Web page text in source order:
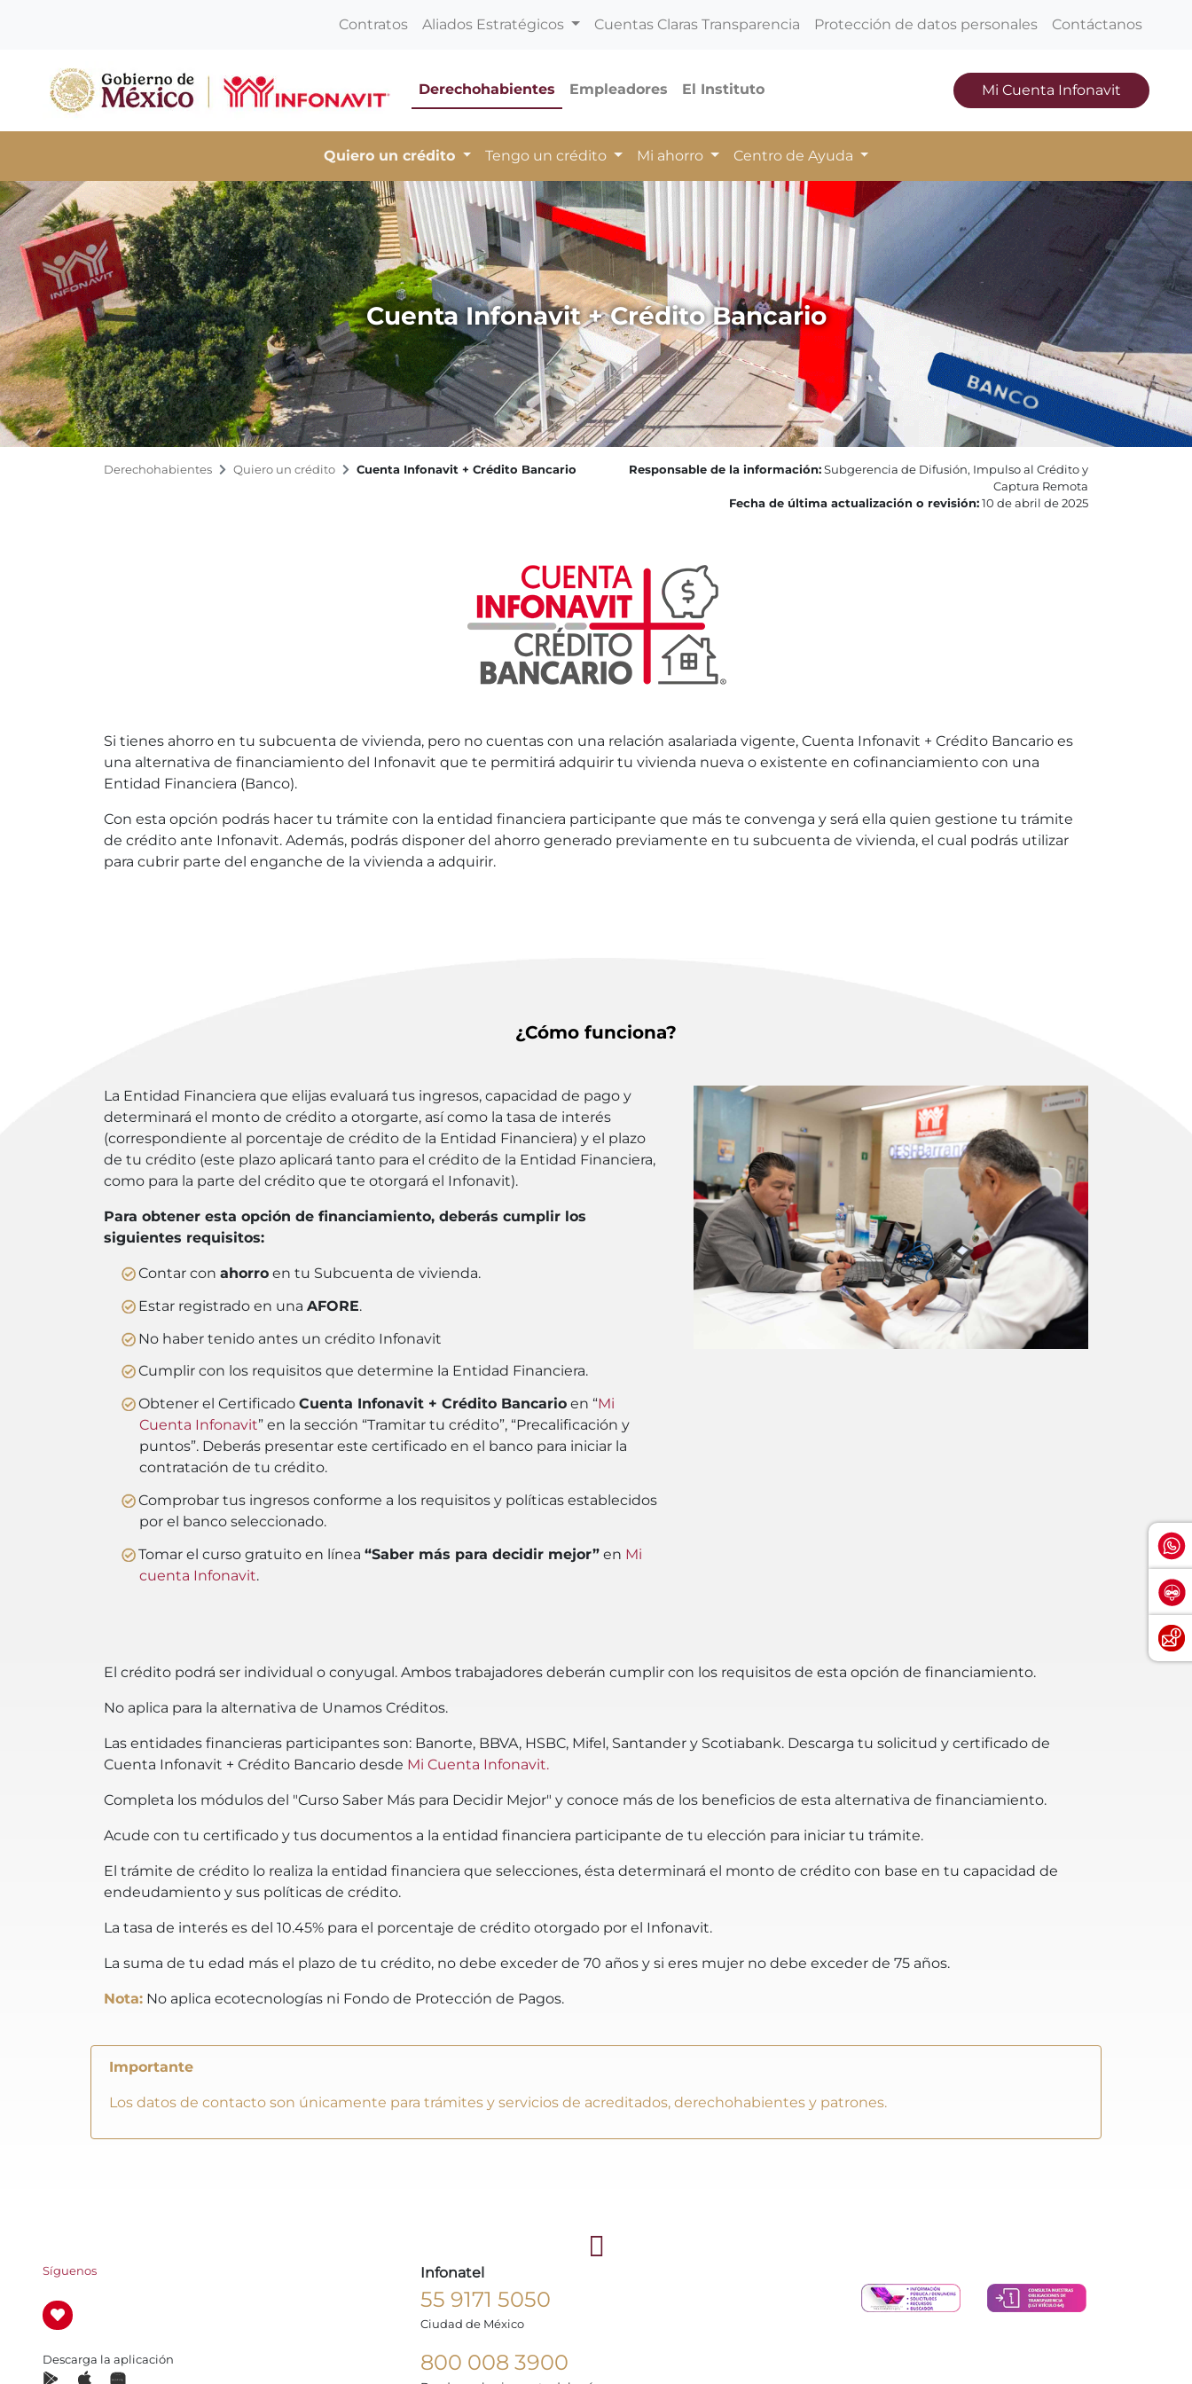
Contratos Aliados Estratégicos Cuentas Claras Transparencia Protección de datos personales Contáctanos
Derechohabientes Empleadores El Instituto Mi Cuenta Infonavit
Quiero un crédito Tengo un crédito Mi ahorro Centro de Ayuda
Cuenta Infonavit + Crédito Bancario
Derechohabientes Quiero un crédito Cuenta Infonavit + Crédito Bancario Responsable de la información: Subgerencia de Difusión, Impulso al Crédito y
Captura Remota
Fecha de última actualización o revisión: 10 de abril de 2025
Si tienes ahorro en tu subcuenta de vivienda, pero no cuentas con una relación asalariada vigente, Cuenta Infonavit + Crédito Bancario es
una alternativa de financiamiento del Infonavit que te permitirá adquirir tu vivienda nueva o existente en cofinanciamiento con una
Entidad Financiera (Banco).
Con esta opción podrás hacer tu trámite con la entidad financiera participante que más te convenga y será ella quien gestione tu trámite
de crédito ante Infonavit. Además, podrás disponer del ahorro generado previamente en tu subcuenta de vivienda, el cual podrás utilizar
para cubrir parte del enganche de la vivienda a adquirir.
¿Cómo funciona?
La Entidad Financiera que elijas evaluará tus ingresos, capacidad de pago y
determinará el monto de crédito a otorgarte, así como la tasa de interés
(correspondiente al porcentaje de crédito de la Entidad Financiera) y el plazo
de tu crédito (este plazo aplicará tanto para el crédito de la Entidad Financiera,
como para la parte del crédito que te otorgará el Infonavit).
Para obtener esta opción de financiamiento, deberás cumplir los
siguientes requisitos:
Contar con ahorro en tu Subcuenta de vivienda.
Estar registrado en una AFORE.
No haber tenido antes un crédito Infonavit
Cumplir con los requisitos que determine la Entidad Financiera.
Obtener el Certificado Cuenta Infonavit + Crédito Bancario en “Mi
Cuenta Infonavit” en la sección “Tramitar tu crédito”, “Precalificación y
puntos”. Deberás presentar este certificado en el banco para iniciar la
contratación de tu crédito.
Comprobar tus ingresos conforme a los requisitos y políticas establecidos
por el banco seleccionado.
Tomar el curso gratuito en línea “Saber más para decidir mejor” en Mi
cuenta Infonavit.
El crédito podrá ser individual o conyugal. Ambos trabajadores deberán cumplir con los requisitos de esta opción de financiamiento.
No aplica para la alternativa de Unamos Créditos.
Las entidades financieras participantes son: Banorte, BBVA, HSBC, Mifel, Santander y Scotiabank. Descarga tu solicitud y certificado de
Cuenta Infonavit + Crédito Bancario desde Mi Cuenta Infonavit.
Completa los módulos del "Curso Saber Más para Decidir Mejor" y conoce más de los beneficios de esta alternativa de financiamiento.
Acude con tu certificado y tus documentos a la entidad financiera participante de tu elección para iniciar tu trámite.
El trámite de crédito lo realiza la entidad financiera que selecciones, ésta determinará el monto de crédito con base en tu capacidad de
endeudamiento y sus políticas de crédito.
La tasa de interés es del 10.45% para el porcentaje de crédito otorgado por el Infonavit.
La suma de tu edad más el plazo de tu crédito, no debe exceder de 70 años y si eres mujer no debe exceder de 75 años.
Nota: No aplica ecotecnologías ni Fondo de Protección de Pagos.
Importante
Los datos de contacto son únicamente para trámites y servicios de acreditados, derechohabientes y patrones.
Síguenos
Descarga la aplicación
Infonatel
55 9171 5050
Ciudad de México
800 008 3900